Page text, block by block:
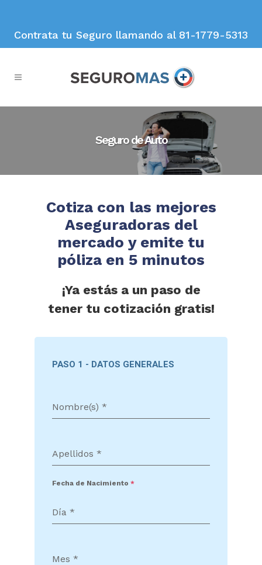
Contrata tu Seguro llamando al 81-1779-5313
Seguro de Auto
Cotiza con las mejores
Aseguradoras del
mercado y emite tu
póliza en 5 minutos
¡Ya estás a un paso de
tener tu cotización gratis!
PASO 1 - DATOS GENERALES
Nombre(s) *
Apellidos *
Fecha de Nacimiento *
Día *
Mes *